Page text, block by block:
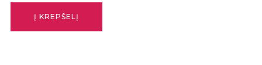
Į KREPŠELĮ